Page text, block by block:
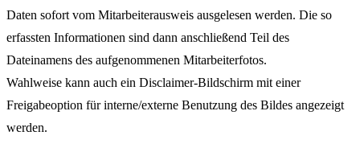
Daten sofort vom Mitarbeiterausweis ausgelesen werden. Die so
erfassten Informationen sind dann anschließend Teil des
Dateinamens des aufgenommenen Mitarbeiterfotos.
Wahlweise kann auch ein Disclaimer-Bildschirm mit einer
Freigabeoption für interne/externe Benutzung des Bildes angezeigt
werden.